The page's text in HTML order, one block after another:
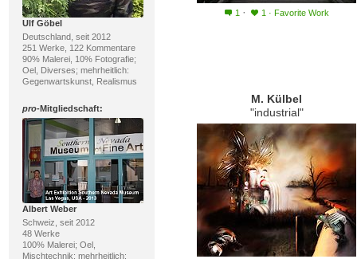
Ulf Göbel
Deutschland, seit 2012
251 Werke, 122 Kommentare
90% Malerei, 10% Fotografie;
Oel, Diverses; mehrheitlich:
Gegenwartskunst, Realismus
pro-Mitgliedschaft:
Albert Weber
Schweiz, seit 2012
48 Werke
100% Malerei; Oel,
Mischtechnik; mehrheitlich:
1 · 1 · Favorite Work
M. Külbel
"industrial"